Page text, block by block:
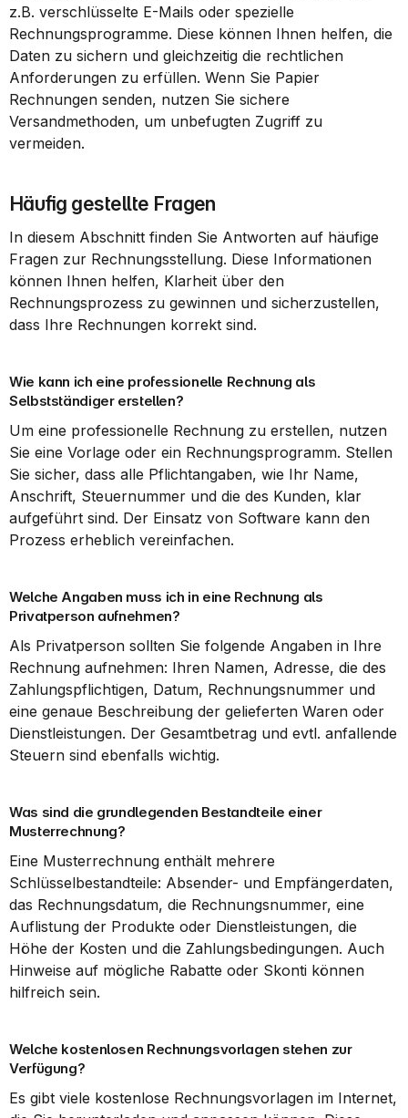
z.B. verschlüsselte E-Mails oder spezielle
Rechnungsprogramme. Diese können Ihnen helfen, die
Daten zu sichern und gleichzeitig die rechtlichen
Anforderungen zu erfüllen. Wenn Sie Papier
Rechnungen senden, nutzen Sie sichere
Versandmethoden, um unbefugten Zugriff zu
vermeiden.
Häufig gestellte Fragen
In diesem Abschnitt finden Sie Antworten auf häufige
Fragen zur Rechnungsstellung. Diese Informationen
können Ihnen helfen, Klarheit über den
Rechnungsprozess zu gewinnen und sicherzustellen,
dass Ihre Rechnungen korrekt sind.
Wie kann ich eine professionelle Rechnung als
Selbstständiger erstellen?
Um eine professionelle Rechnung zu erstellen, nutzen
Sie eine Vorlage oder ein Rechnungsprogramm. Stellen
Sie sicher, dass alle Pflichtangaben, wie Ihr Name,
Anschrift, Steuernummer und die des Kunden, klar
aufgeführt sind. Der Einsatz von Software kann den
Prozess erheblich vereinfachen.
Welche Angaben muss ich in eine Rechnung als
Privatperson aufnehmen?
Als Privatperson sollten Sie folgende Angaben in Ihre
Rechnung aufnehmen: Ihren Namen, Adresse, die des
Zahlungspflichtigen, Datum, Rechnungsnummer und
eine genaue Beschreibung der gelieferten Waren oder
Dienstleistungen. Der Gesamtbetrag und evtl. anfallende
Steuern sind ebenfalls wichtig.
Was sind die grundlegenden Bestandteile einer
Musterrechnung?
Eine Musterrechnung enthält mehrere
Schlüsselbestandteile: Absender- und Empfängerdaten,
das Rechnungsdatum, die Rechnungsnummer, eine
Auflistung der Produkte oder Dienstleistungen, die
Höhe der Kosten und die Zahlungsbedingungen. Auch
Hinweise auf mögliche Rabatte oder Skonti können
hilfreich sein.
Welche kostenlosen Rechnungsvorlagen stehen zur
Verfügung?
Es gibt viele kostenlose Rechnungsvorlagen im Internet,